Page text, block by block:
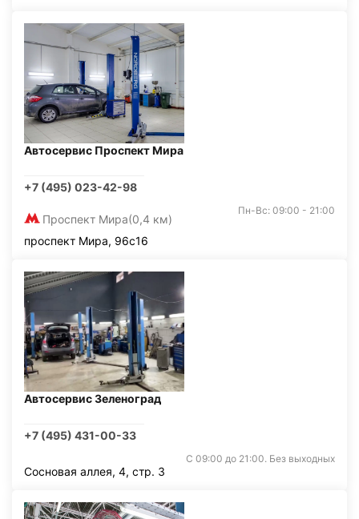
Автосервис Проспект Мира
+7 (495) 023-42-98
Проспект Мира(0,4 км)
Пн-Вс: 09:00 - 21:00
проспект Мира, 96с16
Автосервис Зеленоград
+7 (495) 431-00-33
С 09:00 до 21:00. Без выходных
Сосновая аллея, 4, стр. 3